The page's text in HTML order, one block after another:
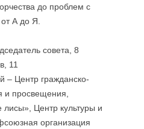
до проблем с
А до Я.
совета, 8
11
– Центр гражданско-
и просвещения,
Центр культуры и
организация